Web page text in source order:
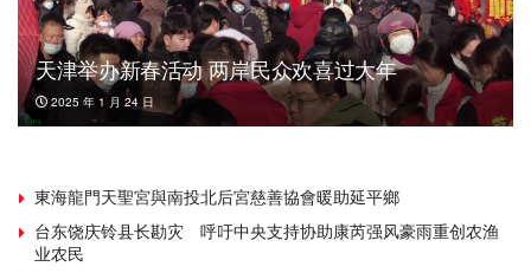
天津举办新春活动 两岸民众欢喜过大年
2025 年 1 月 24 日
東海龍門天聖宮與南投北后宮慈善協會暖助延平鄉
台东饶庆铃县长勘灾 呼吁中央支持协助康芮强风豪雨重创农渔
业农民